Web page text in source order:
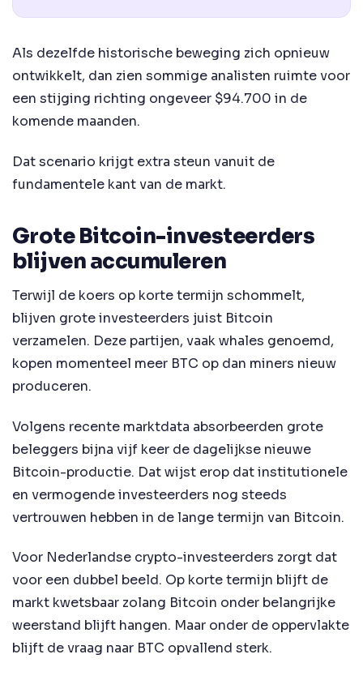
Als dezelfde historische beweging zich opnieuw
ontwikkelt, dan zien sommige analisten ruimte voor
een stijging richting ongeveer $94.700 in de
komende maanden.
Dat scenario krijgt extra steun vanuit de
fundamentele kant van de markt.
Grote Bitcoin-investeerders
blijven accumuleren
Terwijl de koers op korte termijn schommelt,
blijven grote investeerders juist Bitcoin
verzamelen. Deze partijen, vaak whales genoemd,
kopen momenteel meer BTC op dan miners nieuw
produceren.
Volgens recente marktdata absorbeerden grote
beleggers bijna vijf keer de dagelijkse nieuwe
Bitcoin-productie. Dat wijst erop dat institutionele
en vermogende investeerders nog steeds
vertrouwen hebben in de lange termijn van Bitcoin.
Voor Nederlandse crypto-investeerders zorgt dat
voor een dubbel beeld. Op korte termijn blijft de
markt kwetsbaar zolang Bitcoin onder belangrijke
weerstand blijft hangen. Maar onder de oppervlakte
blijft de vraag naar BTC opvallend sterk.